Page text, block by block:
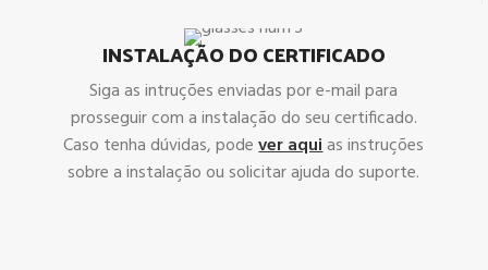
INSTALAÇÃO DO CERTIFICADO
Siga as intruções enviadas por e-mail para
prosseguir com a instalação do seu certificado.
Caso tenha dúvidas, podever aquias instruções
sobre a instalação ou solicitar ajuda do suporte.